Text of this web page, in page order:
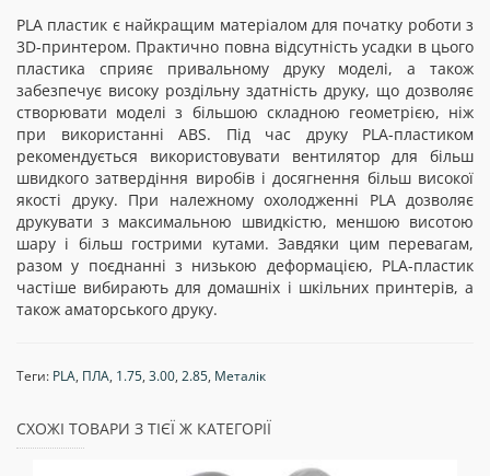
PLA пластик є найкращим матеріалом для початку роботи з
3D-принтером. Практично повна відсутність усадки в цього
пластика сприяє привальному друку моделі, а також
забезпечує високу роздільну здатність друку, що дозволяє
створювати моделі з більшою складною геометрією, ніж
при використанні ABS. Під час друку PLA-пластиком
рекомендується використовувати вентилятор для більш
швидкого затвердіння виробів і досягнення більш високої
якості друку. При належному охолодженні PLA дозволяє
друкувати з максимальною швидкістю, меншою висотою
шару і більш гострими кутами. Завдяки цим перевагам,
разом у поєднанні з низькою деформацією, PLA-пластик
частіше вибирають для домашніх і шкільних принтерів, а
також аматорського друку.
Теги: PLA, ПЛА, 1.75, 3.00, 2.85, Металік
СХОЖІ ТОВАРИ З ТІЄЇ Ж КАТЕГОРІЇ